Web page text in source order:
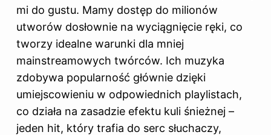
mi do gustu. Mamy dostęp do milionów
utworów dosłownie na wyciągnięcie ręki, co
tworzy idealne warunki dla mniej
mainstreamowych twórców. Ich muzyka
zdobywa popularność głównie dzięki
umiejscowieniu w odpowiednich playlistach,
co działa na zasadzie efektu kuli śnieżnej –
jeden hit, który trafia do serc słuchaczy,